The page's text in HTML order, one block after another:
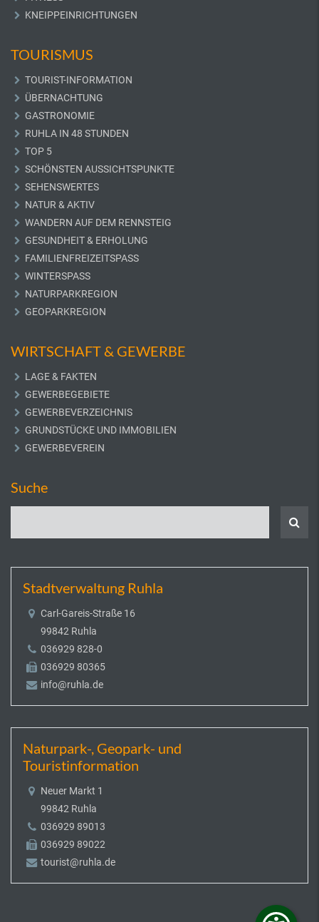
KNEIPPEINRICHTUNGEN
TOURISMUS
TOURIST-INFORMATION
ÜBERNACHTUNG
GASTRONOMIE
RUHLA IN 48 STUNDEN
TOP 5
SCHÖNSTEN AUSSICHTSPUNKTE
SEHENSWERTES
NATUR & AKTIV
WANDERN AUF DEM RENNSTEIG
GESUNDHEIT & ERHOLUNG
FAMILIENFREIZEITSPASS
WINTERSPASS
NATURPARKREGION
GEOPARKREGION
WIRTSCHAFT & GEWERBE
LAGE & FAKTEN
GEWERBEGEBIETE
GEWERBEVERZEICHNIS
GRUNDSTÜCKE UND IMMOBILIEN
GEWERBEVEREIN
Suche
Stadtverwaltung Ruhla
Carl-Gareis-Straße 16
99842 Ruhla
036929 828-0
036929 80365
info@ruhla.de
Naturpark-, Geopark- und
Touristinformation
Neuer Markt 1
99842 Ruhla
036929 89013
036929 89022
tourist@ruhla.de